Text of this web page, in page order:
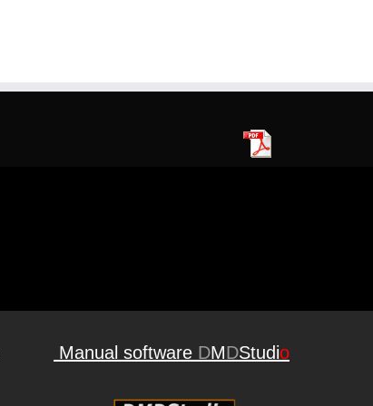
Manual software DMDStudio